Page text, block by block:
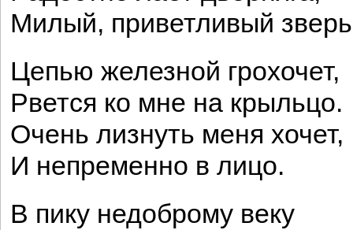
Милый, приветливый
Цепью железной грохочет,
Рвется ко мне на крыльцо.
Очень лизнуть меня хочет,
И непременно в лицо.
В пику недоброму веку